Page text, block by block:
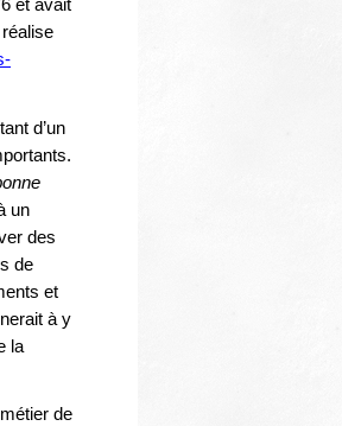
et avait
d’un
un
des
de
et
à y
la
de